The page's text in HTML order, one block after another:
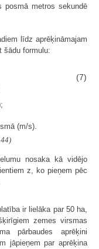
posmā metros sekundē
līdz aprēķināmajam
šādu formulu:
(7)
(m/s).
nosaka kā vidējo
z, ko pieņem pēc
ir lielāka par 50 ha,
zemes virsmas
pārbaudes aprēķini
jāpieņem par aprēķina